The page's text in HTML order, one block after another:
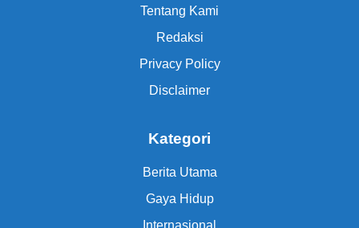
Tentang Kami
Redaksi
Privacy Policy
Disclaimer
Kategori
Berita Utama
Gaya Hidup
Internasional